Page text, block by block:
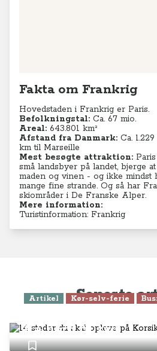
Fakta om Frankrig
Hovedstaden i Frankrig er Paris.
Befolkningstal: Ca. 67 mio.
Areal: 643.801 km²
Afstand fra Danmark: Ca.
km til Marseille
Mest besøgte attraktion:
små landsbyer på landet, bjerge
maden og vinen - og ikke mindst
mange fine strande. Og så har
skiområder i De Franske Alper.
Mere information:
Turistinformation: Frankrig
Seneste
Artikel Kør-selv-ferie
fra nord til syd